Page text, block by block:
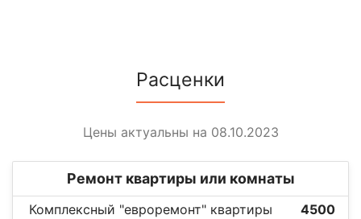
Расценки
Цены актуальны на 08.10.2023
Ремонт квартиры или комнаты
Комплексный "евроремонт" квартиры
4500